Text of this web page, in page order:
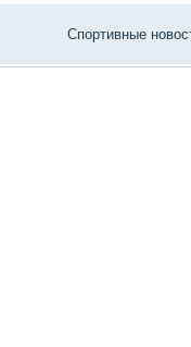
Спортивные